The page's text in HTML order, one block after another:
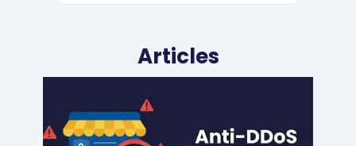
Articles